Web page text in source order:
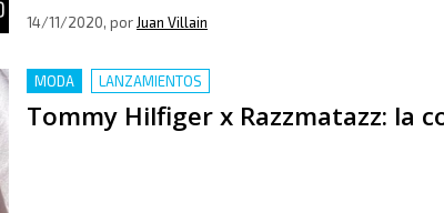
14/11/2020, por Juan Villain
MODA LANZAMIENTOS
Tommy Hilfiger x Razzmatazz: la